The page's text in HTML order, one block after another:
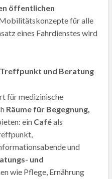
öffentlichen
für alle
eines Fahrdienstes wird
und Beratung
für medizinische
Räume für Begegnung,
ein Caféals
und
und
wie Pflege, Ernährung